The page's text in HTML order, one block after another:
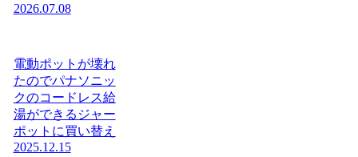
2026.07.08
電動ポットが壊れ
たのでパナソニッ
クのコードレス給
湯ができるジャー
ポットに買い替え
2025.12.15